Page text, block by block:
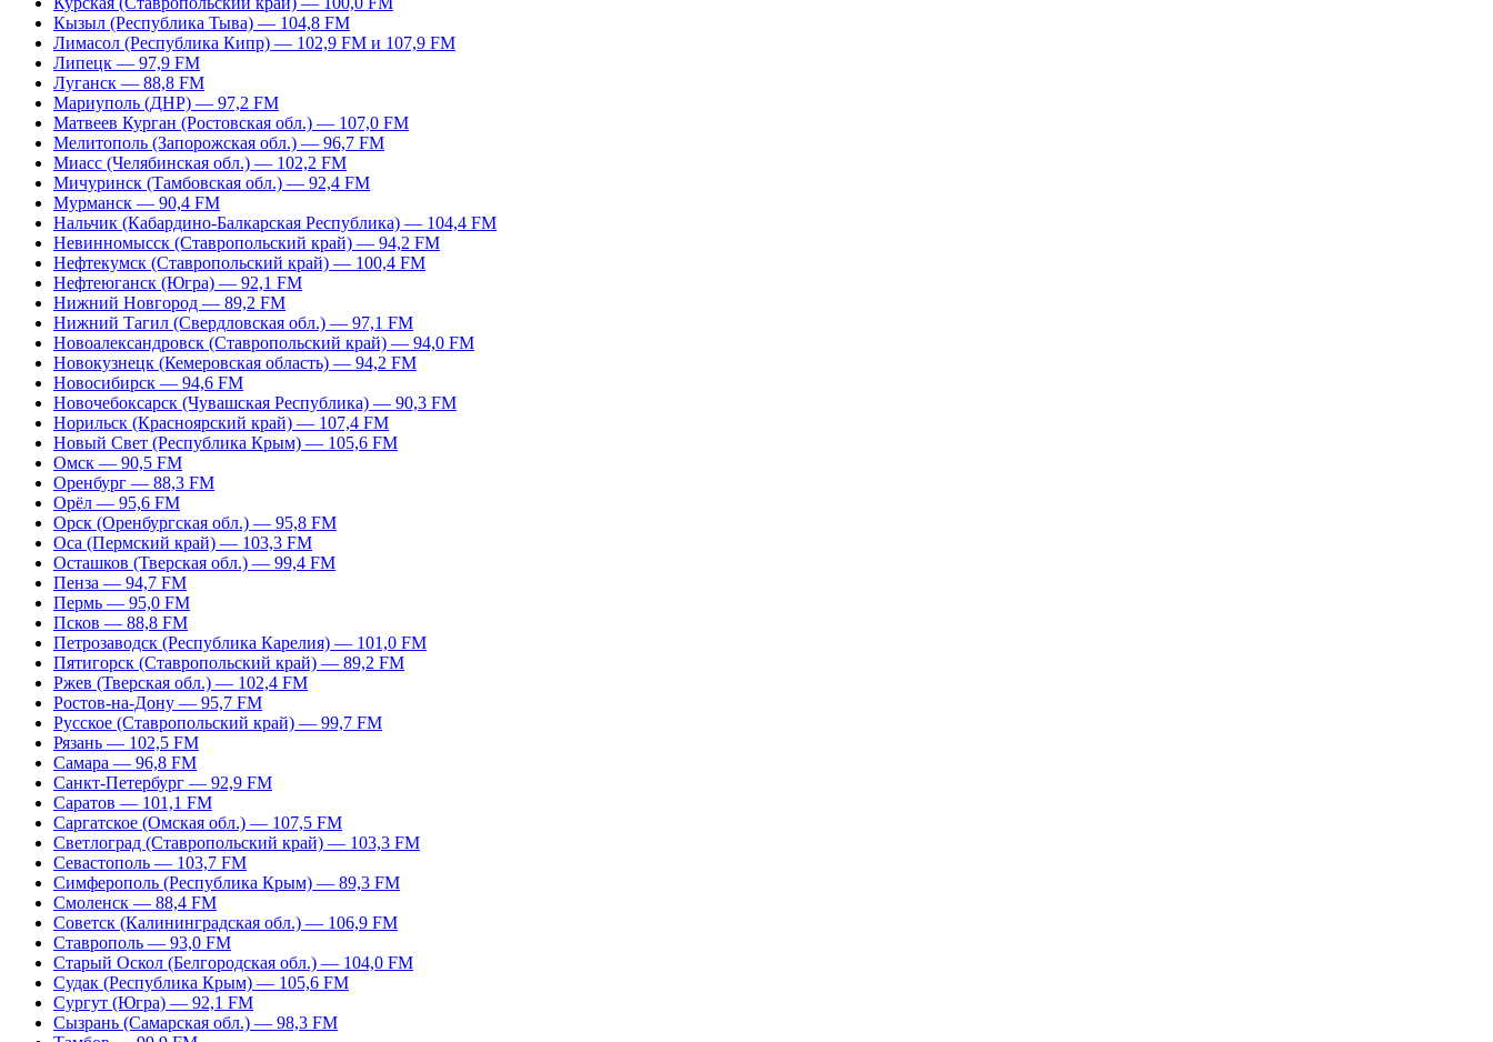
Кызыл (Республика Тыва) — 104,8 FM
Лимасол (Республика Кипр) — 102,9 FM и 107,9 FM
Липецк — 97,9 FM
Луганск — 88,8 FM
Мариуполь (ДНР) — 97,2 FM
Матвеев Курган (Ростовская обл.) — 107,0 FM
Мелитополь (Запорожская обл.) — 96,7 FM
Миасс (Челябинская обл.) — 102,2 FM
Мичуринск (Тамбовская обл.) — 92,4 FM
Мурманск — 90,4 FM
Нальчик (Кабардино-Балкарская Республика) — 104,4 FM
Невинномысск (Ставропольский край) — 94,2 FM
Нефтекумск (Ставропольский край) — 100,4 FM
Нефтеюганск (Югра) — 92,1 FM
Нижний Новгород — 89,2 FM
Нижний Тагил (Свердловская обл.) — 97,1 FM
Новоалександровск (Ставропольский край) — 94,0 FM
Новокузнецк (Кемеровская область) — 94,2 FM
Новосибирск — 94,6 FM
Новочебоксарск (Чувашская Республика) — 90,3 FM
Норильск (Красноярский край) — 107,4 FM
Новый Свет (Республика Крым) — 105,6 FM
Омск — 90,5 FM
Оренбург — 88,3 FM
Орёл — 95,6 FM
Орск (Оренбургская обл.) — 95,8 FM
Оса (Пермский край) — 103,3 FM
Осташков (Тверская обл.) — 99,4 FM
Пенза — 94,7 FM
Пермь — 95,0 FM
Псков — 88,8 FM
Петрозаводск (Республика Карелия) — 101,0 FM
Пятигорск (Ставропольский край) — 89,2 FM
Ржев (Тверская обл.) — 102,4 FM
Ростов-на-Дону — 95,7 FM
Русское (Ставропольский край) — 99,7 FM
Рязань — 102,5 FM
Самара — 96,8 FM
Санкт-Петербург — 92,9 FM
Саратов — 101,1 FM
Саргатское (Омская обл.) — 107,5 FM
Светлоград (Ставропольский край) — 103,3 FM
Севастополь — 103,7 FM
Симферополь (Республика Крым) — 89,3 FM
Смоленск — 88,4 FM
Советск (Калининградская обл.) — 106,9 FM
Ставрополь — 93,0 FM
Старый Оскол (Белгородская обл.) — 104,0 FM
Судак (Республика Крым) — 105,6 FM
Сургут (Югра) — 92,1 FM
Сызрань (Самарская обл.) — 98,3 FM